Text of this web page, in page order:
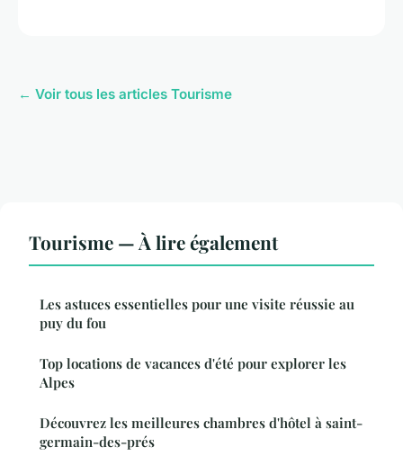
← Voir tous les articles Tourisme
Tourisme — À lire également
Les astuces essentielles pour une visite réussie au
puy du fou
Top locations de vacances d'été pour explorer les
Alpes
Découvrez les meilleures chambres d'hôtel à saint-
germain-des-prés